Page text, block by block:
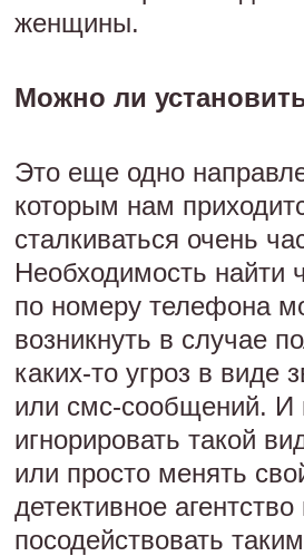
женщины.
Можно ли
Это еще одно
которым нам
сталкиваться очень
Необходимость найти
по номеру телефона
возникнуть в случае
каких-то угроз в виде
или смс-сообщений. И
игнорировать такой
или просто менять
детективное
посодействовать